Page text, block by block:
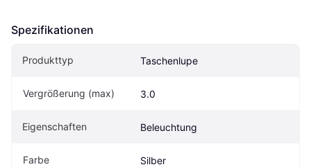
Spezifikationen
Produkttyp Taschenlupe
Vergrößerung (max) 3.0
Eigenschaften Beleuchtung
Farbe Silber